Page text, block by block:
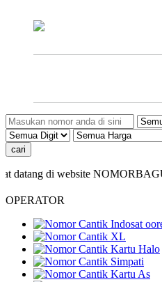
di website NOMORBAGUS
OPERATOR